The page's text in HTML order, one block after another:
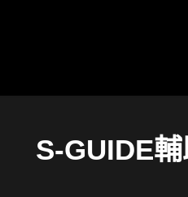
S-GUIDE